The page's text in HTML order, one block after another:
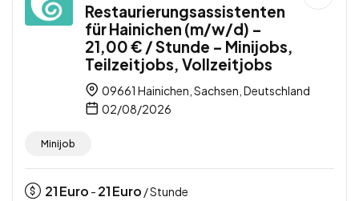
Restaurierungsassistenten
für Hainichen (m/w/d) –
21,00 € / Stunde – Minijobs,
Teilzeitjobs, Vollzeitjobs
09661 Hainichen, Sachsen, Deutschland
02/08/2026
Minijob
21Euro - 21Euro / Stunde